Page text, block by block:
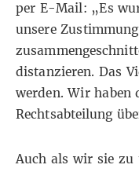
per E-Mail: „Es
unsere
distanzieren. Das
werden. Wir haben
Rechtsabteilung
Auch als wir sie zu